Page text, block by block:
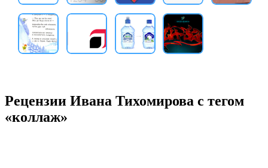
Рецензии Ивана Тихомирова с тегом
«коллаж»